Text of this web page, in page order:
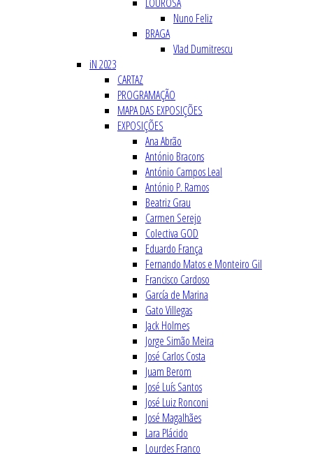
LOUROSA
Nuno Feliz
BRAGA
Vlad Dumitrescu
iN 2023
CARTAZ
PROGRAMAÇÃO
MAPA DAS EXPOSIÇÕES
EXPOSIÇÕES
Ana Abrão
António Bracons
António Campos Leal
António P. Ramos
Beatriz Grau
Carmen Serejo
Colectiva GOD
Eduardo França
Fernando Matos e Monteiro Gil
Francisco Cardoso
García de Marina
Gato Villegas
Jack Holmes
Jorge Simão Meira
José Carlos Costa
Juam Berom
José Luís Santos
José Luiz Ronconi
José Magalhães
Lara Plácido
Lourdes Franco